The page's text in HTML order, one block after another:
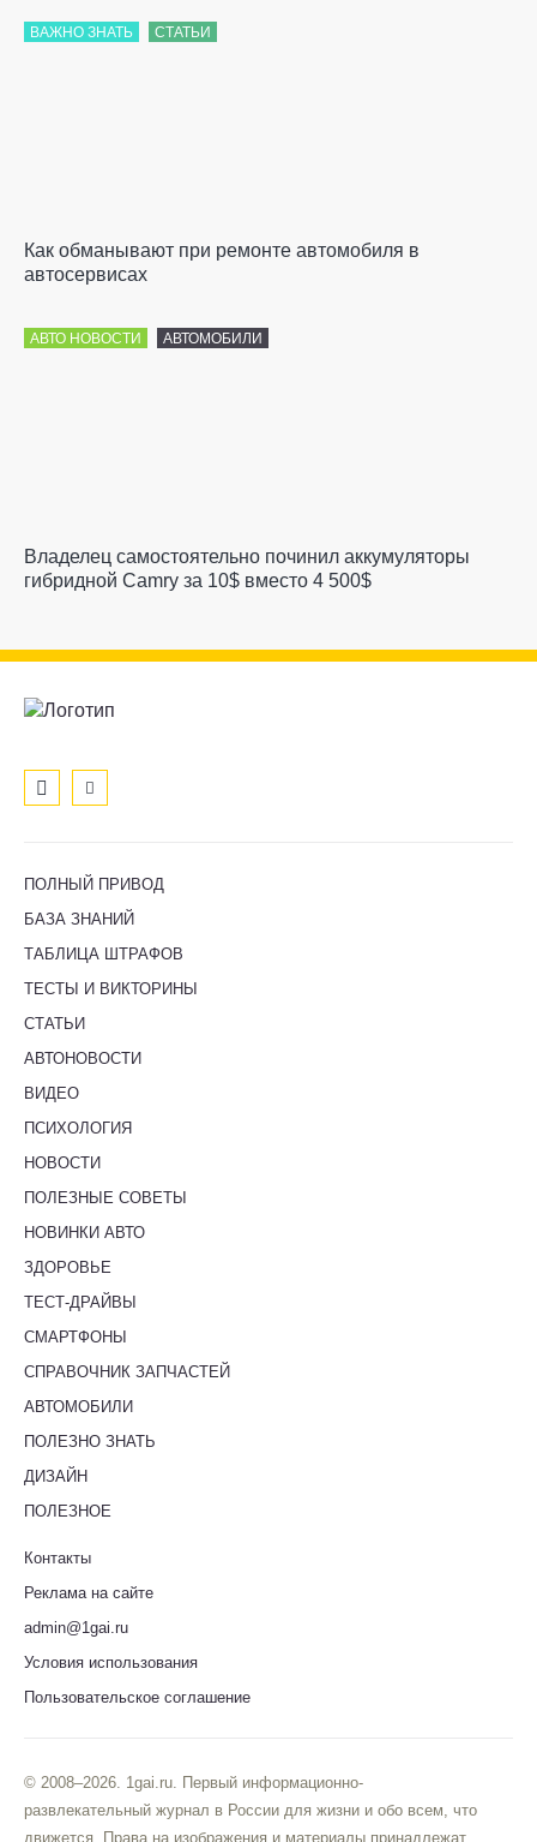
ВАЖНО ЗНАТЬ СТАТЬИ
Как обманывают при ремонте автомобиля в
автосервисах
АВТО НОВОСТИ АВТОМОБИЛИ
Владелец самостоятельно починил аккумуляторы
гибридной Camry за 10$ вместо 4 500$
ПОЛНЫЙ ПРИВОД
БАЗА ЗНАНИЙ
ТАБЛИЦА ШТРАФОВ
ТЕСТЫ И ВИКТОРИНЫ
СТАТЬИ
АВТОНОВОСТИ
ВИДЕО
ПСИХОЛОГИЯ
НОВОСТИ
ПОЛЕЗНЫЕ СОВЕТЫ
НОВИНКИ АВТО
ЗДОРОВЬЕ
ТЕСТ-ДРАЙВЫ
СМАРТФОНЫ
СПРАВОЧНИК ЗАПЧАСТЕЙ
АВТОМОБИЛИ
ПОЛЕЗНО ЗНАТЬ
ДИЗАЙН
ПОЛЕЗНОЕ
Контакты
Реклама на сайте
admin@1gai.ru
Условия использования
Пользовательское соглашение
© 2008–2026. 1gai.ru. Первый информационно-
развлекательный журнал в России для жизни и обо всем, что
движется. Права на изображения и материалы принадлежат